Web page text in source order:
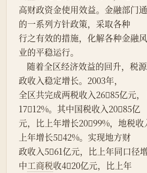
高财政资金使用效益。金融部门
的一系列方针政策，采取各种
行之有效的措施，化解各种金融
业的平稳运行。
政收入稳定增长。2003年，
全区共完成两税收入2685亿元
1712%。其中国税收入2085亿
元，比上年增长2099%，地税
上年增长542%。实现地方财
政收入561亿元，比上年同口径
中工商税收420亿元，比上年